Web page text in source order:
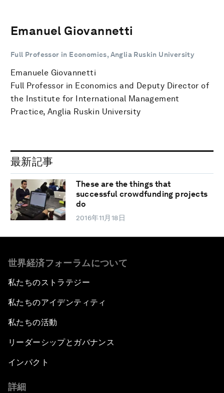
Emanuel Giovannetti
Full Professor in Economics, Anglia Ruskin University
Emanuele Giovannetti
Full Professor in Economics and Deputy Director of
the Institute for International Management
Practice, Anglia Ruskin University
最新記事
These are the things that
successful crowdfunding projects
do
2016年11月18日
世界経済フォーラムについて
私たちのストラテジー
私たちのアイデンティティ
私たちの活動
リーダーシップとガバナンス
インパクト
詳細